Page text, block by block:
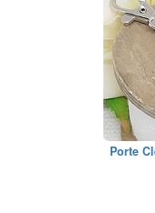
Porte